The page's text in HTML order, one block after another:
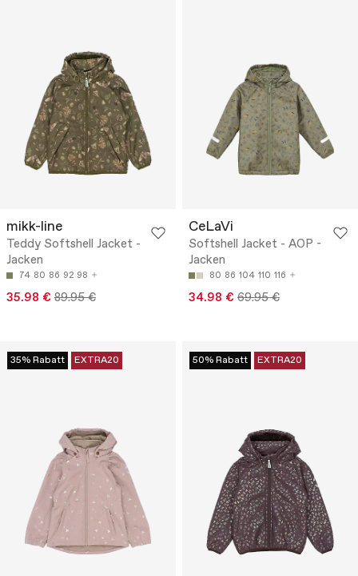
mikk-line
Teddy Softshell Jacket -
Jacken
74 80 86 92 98
35.98 € 89.95 €
CeLaVi
Softshell Jacket - AOP -
Jacken
80 86 104 110 116
34.98 € 69.95 €
35% Rabatt EXTRA20 50% Rabatt EXTRA20